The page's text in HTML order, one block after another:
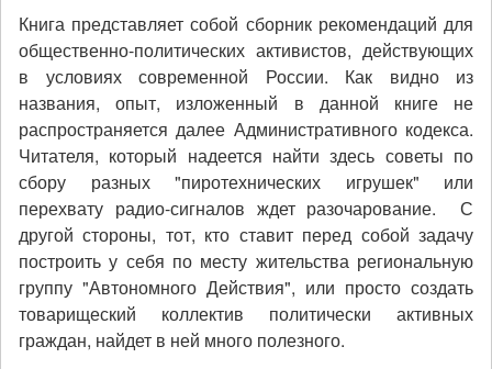
Книга представляет собой сборник рекомендаций для
общественно-политических активистов, действующих
в условиях современной России. Как видно из
названия, опыт, изложенный в данной книге не
распространяется далее Административного кодекса.
Читателя, который надеется найти здесь советы по
сбору разных "пиротехнических игрушек" или
перехвату радио-сигналов ждет разочарование. С
другой стороны, тот, кто ставит перед собой задачу
построить у себя по месту жительства региональную
группу "Автономного Действия", или просто создать
товарищеский коллектив политически активных
граждан, найдет в ней много полезного.